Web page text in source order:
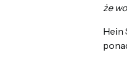
że
Hein